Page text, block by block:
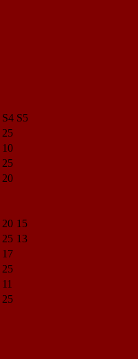
S4 S5
25
10
25
20
20 15
25 13
17
25
11
25